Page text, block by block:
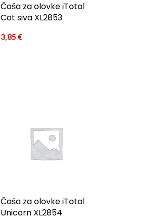
Čaša za olovke iTotal
Cat siva XL2853
3,85 €
Čaša za olovke iTotal
Unicorn XL2854